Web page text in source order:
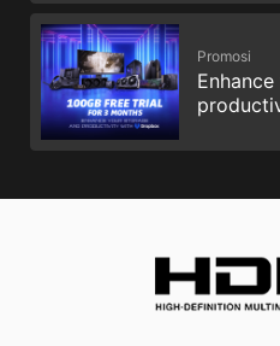
Promosi